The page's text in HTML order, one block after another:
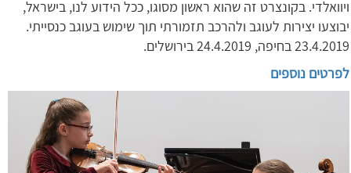
ויוואלדי. בקונצרט זה שהוא ראשון מסוגו, ככל הידוע לנו, בישראל,
יבוצעו יצירות לעוגב ולהרכב תזמורתי תוך שימוש בעוגב כנסייתי.
23.4.2019 בחיפה, 24.4.2019 בירושלים.
לפרטים נוספים